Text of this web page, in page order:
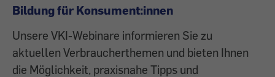
Bildung für Konsument:innen
Unsere VKI-Webinare informieren Sie zu
aktuellen Verbraucherthemen und bieten Ihnen
die Möglichkeit, praxisnahe Tipps und